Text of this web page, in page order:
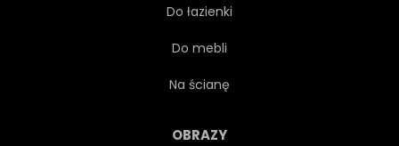
Do łazienki
Do mebli
Na ścianę
OBRAZY